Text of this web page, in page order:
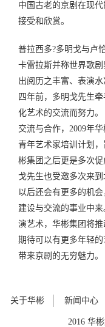
中国古老的京剧在现
接受和欣赏。
普拉西多?多明戈与卢
卡雷拉斯并称世界歌
出阅历之丰富、表演水
四年前，多明戈先生
化艺术的交流而努力
交流与合作，2009年
青年艺术家培训计划
彬集团之后更是多次
戈先生也受邀多次来
以后还会有更多的机
建设与交流的事业中
演艺术，华彬集团将
期待可以有更多年轻
带来京剧的无穷魅力。
关于华彬 新闻中心
2016 华